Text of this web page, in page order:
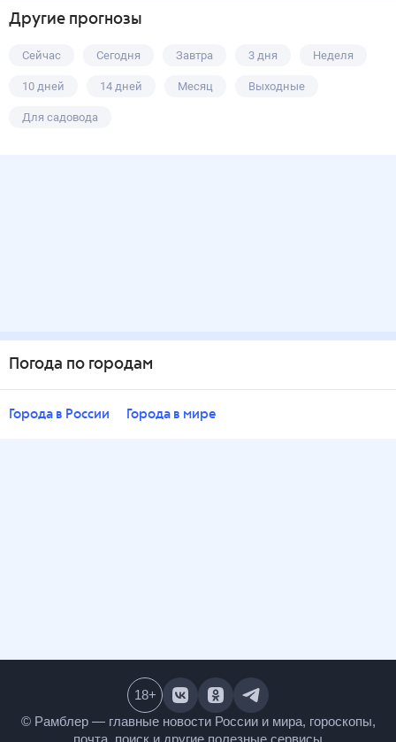
Другие прогнозы
Сейчас Сегодня Завтра 3 дня Неделя
10 дней 14 дней Месяц Выходные
Для садовода
Погода по городам
Города в России Города в мире
© Рамблер — главные новости России и мира,
18+